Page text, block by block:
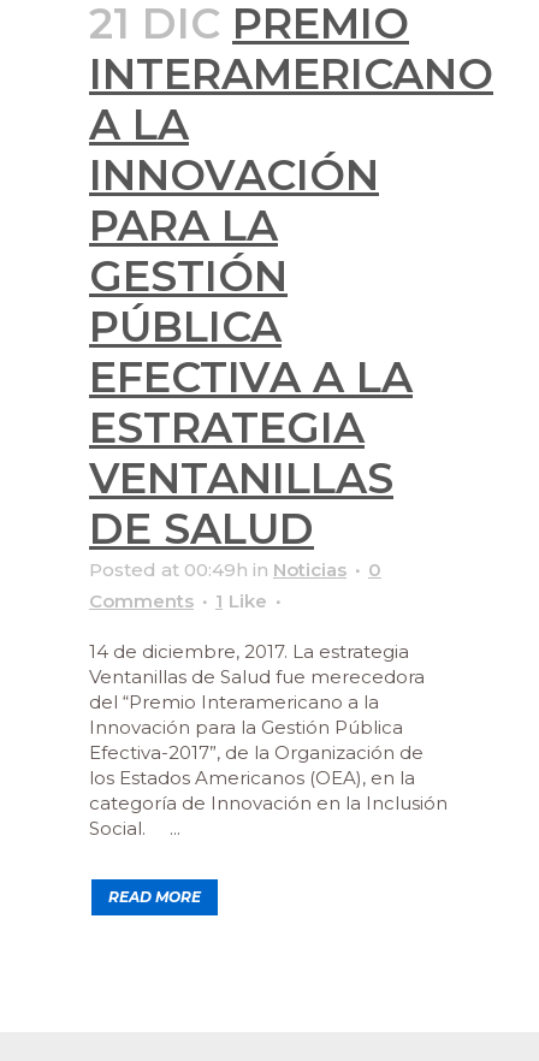
21 DIC PREMIO
INTERAMERICANO
A LA
INNOVACIÓN
PARA LA
GESTIÓN
PÚBLICA
EFECTIVA A LA
ESTRATEGIA
VENTANILLAS
DE SALUD
Posted at 00:49h in Noticias
0
Comments
1 Like
14 de diciembre, 2017. La estrategia
Ventanillas de Salud fue merecedora
del “Premio Interamericano a la
Innovación para la Gestión Pública
Efectiva-2017”, de la Organización de
los Estados Americanos (OEA), en la
categoría de Innovación en la Inclusión
Social. ...
READ MORE